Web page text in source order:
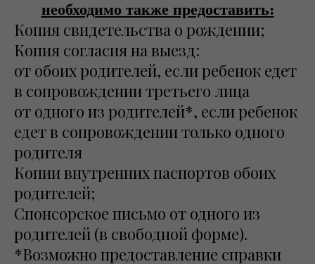
необходимо также предоставить:
Копия свидетельства о рождении;
Копия согласия на выезд:
от обоих родителей, если ребенок едет
в сопровождении третьего лица
от одного из родителей*, если ребенок
едет в сопровождении только одного
родителя
Копии внутренних паспортов обоих
родителей;
Спонсорское письмо от одного из
родителей (в свободной форме).
*Возможно предоставление справки